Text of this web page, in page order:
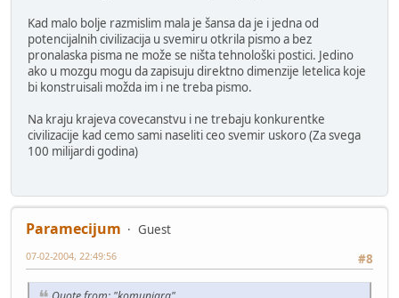
Kad malo bolje razmislim mala je šansa da je i jedna od
potencijalnih civilizacija u svemiru otkrila pismo a bez
pronalaska pisma ne može se ništa tehnološki postici. Jedino
ako u mozgu mogu da zapisuju direktno dimenzije letelica koje
bi konstruisali možda im i ne treba pismo.
Na kraju krajeva covecanstvu i ne trebaju konkurentke
civilizacije kad cemo sami naseliti ceo svemir uskoro (Za svega
100 milijardi godina)
Paramecijum
Guest
#8
07-02-2004, 22:49:56